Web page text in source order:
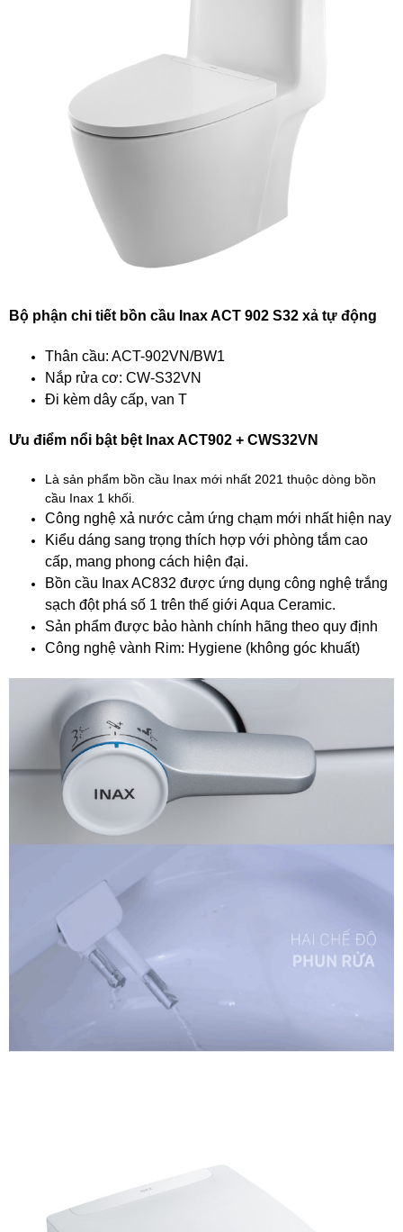
Bộ phận chi tiết bồn cầu Inax ACT 902 S32 xả tự động
Thân cầu: ACT-902VN/BW1
Nắp rửa cơ: CW-S32VN
Đi kèm dây cấp, van T
Ưu điểm nổi bật bệt Inax ACT902 + CWS32VN
Là sản phẩm bồn cầu Inax mới nhất 2021 thuộc dòng bồn
cầu Inax 1 khối.
Công nghệ xả nước cảm ứng chạm mới nhất hiện nay
Kiểu dáng sang trọng thích hợp với phòng tắm cao
cấp, mang phong cách hiện đại.
Bồn cầu Inax AC832 được ứng dụng công nghệ trắng
sạch đột phá số 1 trên thế giới Aqua Ceramic.
Sản phẩm được bảo hành chính hãng theo quy định
Công nghệ vành Rim: Hygiene (không góc khuất)